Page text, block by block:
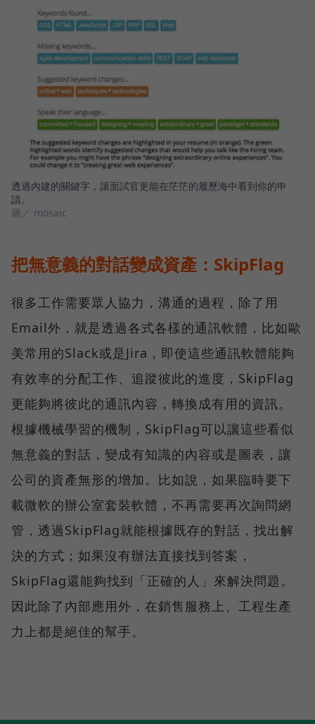
透過內建的關鍵字，讓面試官更能在茫茫的履歷海中看到你的申
請。
圖／ mosaic
把無意義的對話變成資產：SkipFlag
很多工作需要眾人協力，溝通的過程，除了用
Email外，就是透過各式各樣的通訊軟體，比如歐
美常用的Slack或是Jira，即使這些通訊軟體能夠
有效率的分配工作、追蹤彼此的進度，SkipFlag
更能夠將彼此的通訊內容，轉換成有用的資訊。
根據機械學習的機制，SkipFlag可以讓這些看似
無意義的對話，變成有知識的內容或是圖表，讓
公司的資產無形的增加。比如說，如果臨時要下
載微軟的辦公室套裝軟體，不再需要再次詢問網
管，透過SkipFlag就能根據既存的對話，找出解
決的方式；如果沒有辦法直接找到答案，
SkipFlag還能夠找到「正確的人」來解決問題。
因此除了內部應用外，在銷售服務上、工程生產
力上都是絕佳的幫手。